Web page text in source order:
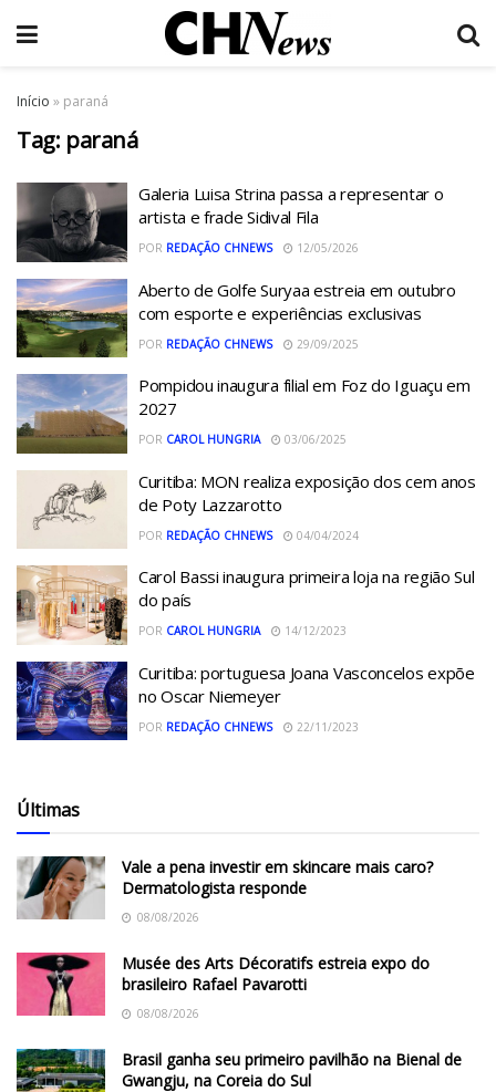
Início » paraná
Tag: paraná
Galeria Luisa Strina passa a representar o
artista e frade Sidival Fila
POR REDAÇÃO CHNEWS 12/05/2026
Aberto de Golfe Suryaa estreia em outubro
com esporte e experiências exclusivas
POR REDAÇÃO CHNEWS 29/09/2025
Pompidou inaugura filial em Foz do Iguaçu em
2027
POR CAROL HUNGRIA 03/06/2025
Curitiba: MON realiza exposição dos cem anos
de Poty Lazzarotto
POR REDAÇÃO CHNEWS 04/04/2024
Carol Bassi inaugura primeira loja na região Sul
do país
POR CAROL HUNGRIA 14/12/2023
Curitiba: portuguesa Joana Vasconcelos expõe
no Oscar Niemeyer
POR REDAÇÃO CHNEWS 22/11/2023
Últimas
Vale a pena investir em skincare mais caro?
Dermatologista responde
08/08/2026
Musée des Arts Décoratifs estreia expo do
brasileiro Rafael Pavarotti
08/08/2026
Brasil ganha seu primeiro pavilhão na Bienal de
Gwangju, na Coreia do Sul